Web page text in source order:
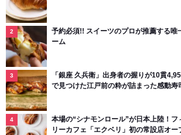
予約必須!! スイーツのプロが推薦する唯
ーム
「銀座 久兵衛」出身者の握りが10貫
で見つけた江戸前の粋が詰まった感動寿
本場の“シナモンロール”が日本上陸！フ
リーカフェ「エクベリ」初の常設店オー